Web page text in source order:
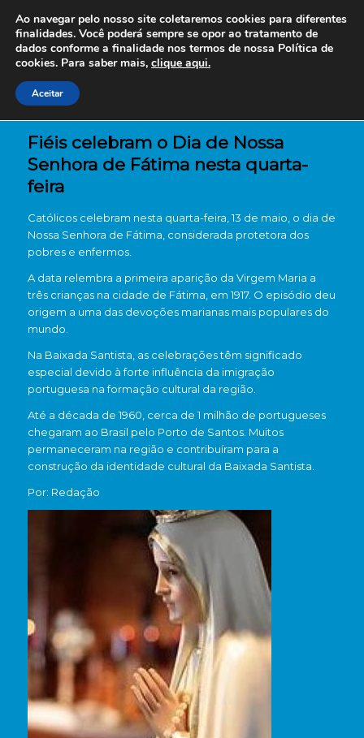
Fiéis celebram o Dia de Nossa
Senhora de Fátima nesta quarta-
feira
Católicos celebram nesta quarta-feira, 13 de maio, o dia de
Nossa Senhora de Fátima , considerada protetora dos
pobres e enfermos.
A data relembra a primeira aparição da Virgem Maria a
três crianças na cidade de Fátima , em 1917. O episódio deu
origem a uma das devoções marianas mais populares do
mundo.
Na Baixada Santista , as celebrações têm significado
especial devido à forte influência da imigração
portuguesa na formação cultural da região.
Até a década de 1960, cerca de 1 milhão de portugueses
chegaram ao Brasil pelo Porto de Santos. Muitos
permaneceram na região e contribuíram para a
construção da identidade cultural da Baixada Santista.
Por: Redação
Ao navegar pelo nosso site coletaremos cookies para diferentes
finalidades. Você poderá sempre se opor ao tratamento de
dados conforme a finalidade nos termos de nossa Política de
cookies. Para saber mais, clique aqui.
Aceitar